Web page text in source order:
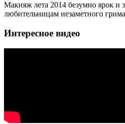
Макияж лета 2014 безумно ярок и
любительницам незаметного
Интересное видео